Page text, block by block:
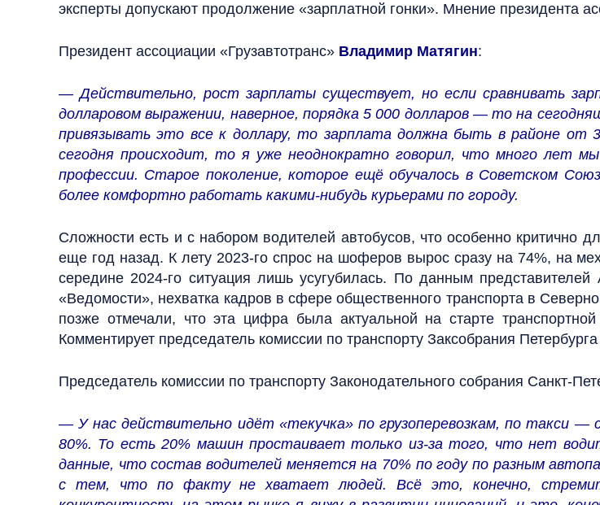
эксперты допускают продолжение «зарплатной гонки». Мнение президента
Президент ассоциации «Грузавтотранс» Владимир Матягин:
— Действительно, рост зарплаты существует, но если сравнивать
долларовом выражении, наверное, порядка 5 000 долларов — то на
привязывать это все к доллару, то зарплата должна быть в районе от
сегодня происходит, то я уже неоднократно говорил, что много лет мы
профессии. Старое поколение, которое ещё обучалось в Советском
более комфортно работать какими-нибудь курьерами по городу.
Сложности есть и с набором водителей автобусов, что особенно критично
еще год назад. К лету 2023-го спрос на шоферов вырос сразу на 74%, на
середине 2024-го ситуация лишь усугубилась. По данным
«Ведомости», нехватка кадров в сфере общественного транспорта в
позже отмечали, что эта цифра была актуальной на старте
Комментирует председатель комиссии по транспорту Заксобрания
Председатель комиссии по транспорту Законодательного собрания Санкт-
— У нас действительно идёт «текучка» по грузоперевозкам, по такси —
80%. То есть 20% машин простаивает только из-за того, что нет
данные, что состав водителей меняется на 70% по году по разным
с тем, что по факту не хватает людей. Всё это, конечно,